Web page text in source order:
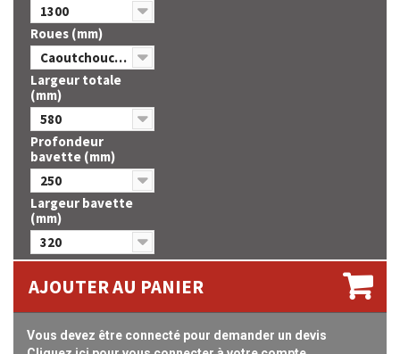
1300
Roues (mm)
Caoutchouc 250 x 60
Largeur totale
(mm)
580
Profondeur
bavette (mm)
250
Largeur bavette
(mm)
320
AJOUTER AU PANIER
Vous devez être connecté pour demander un devis